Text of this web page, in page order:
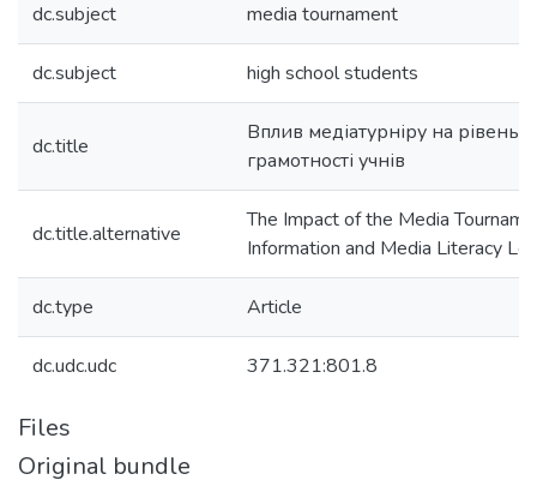
dc.subject media tournament
dc.subject high school students
dc.title
Вплив медіатурніру на рівень
грамотності учнів
dc.title.alternative
The Impact of the Media
Information and Media Literacy
dc.type Article
dc.udc.udc 371.321:801.8
Files
Original bundle